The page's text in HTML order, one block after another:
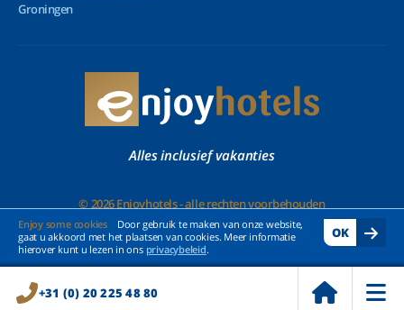
+31 (0) 20 225 48 80
Enjoy some cookies
Door gebruik te maken van onze website,
gaat u akkoord met het plaatsen van cookies. Meer informatie
hierover kunt u lezen in ons privacybeleid.
OK
Groningen
Alles inclusief vakanties
© 2026 Enjoyhotels - alle rechten voorbehouden